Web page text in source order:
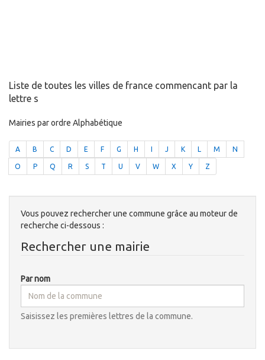
Liste de toutes les villes de france commencant par la
lettre s
Mairies par ordre Alphabétique
A B C D E F G H J K L M N
O P Q R S T U V W X Y Z
Vous pouvez rechercher une commune grâce au moteur de
recherche ci-dessous :
Rechercher une mairie
Par nom
Saisissez les premières lettres de la commune.